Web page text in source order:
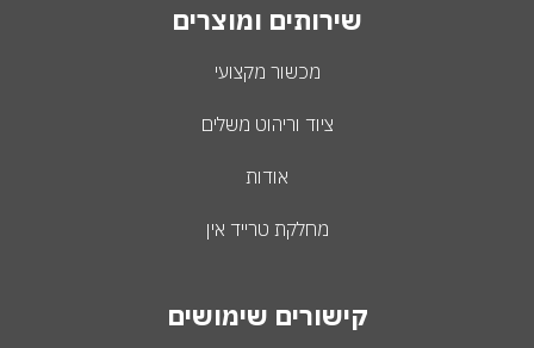
שירותים ומוצרים
מכשור מקצועי
ציוד וריהוט משלים
אודות
מחלקת טרייד אין
קישורים שימושים